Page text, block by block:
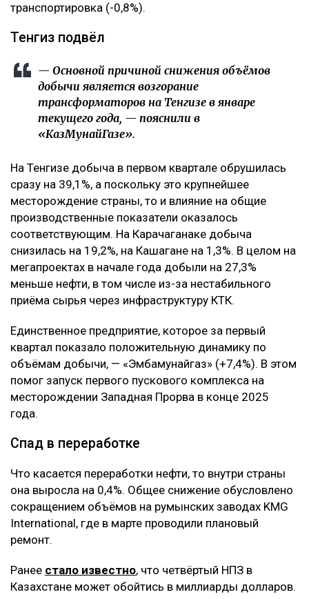
транспортировка (-0,8%).
Тенгиз подвёл
— Основной причиной снижения объёмов
добычи является возгорание
трансформаторов на Тенгизе в январе
текущего года, — пояснили в
«КазМунайГазе».
На Тенгизе добыча в первом квартале обрушилась
сразу на 39,1%, а поскольку это крупнейшее
месторождение страны, то и влияние на общие
производственные показатели оказалось
соответствующим. На Карачаганаке добыча
снизилась на 19,2%, на Кашагане на 1,3%. В целом на
мегапроектах в начале года добыли на 27,3%
меньше нефти, в том числе из-за нестабильного
приёма сырья через инфраструктуру КТК.
Единственное предприятие, которое за первый
квартал показало положительную динамику по
объёмам добычи, — «Эмбамунайгаз» (+7,4%). В этом
помог запуск первого пускового комплекса на
месторождении Западная Прорва в конце 2025
года.
Спад в переработке
Что касается переработки нефти, то внутри страны
она выросла на 0,4%. Общее снижение обусловлено
сокращением объёмов на румынских заводах KMG
International, где в марте проводили плановый
ремонт.
Ранее стало известно, что четвёртый НПЗ в
Казахстане может обойтись в миллиарды долларов.